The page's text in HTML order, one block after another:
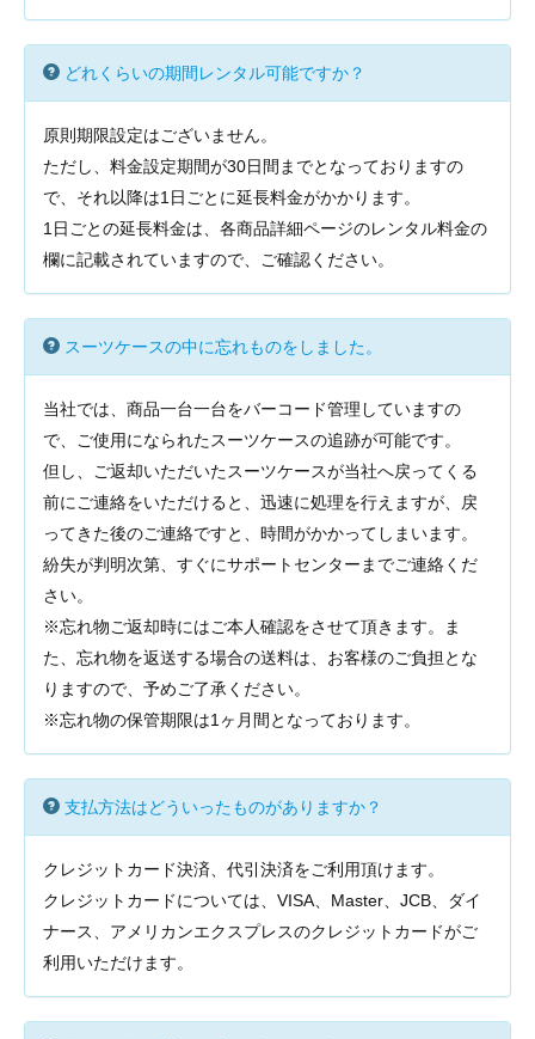
どれくらいの期間レンタル可能ですか？
原則期限設定はございません。
ただし、料金設定期間が30日間までとなっておりますの
で、それ以降は1日ごとに延長料金がかかります。
1日ごとの延長料金は、各商品詳細ページのレンタル料金の
欄に記載されていますので、ご確認ください。
スーツケースの中に忘れものをしました。
当社では、商品一台一台をバーコード管理していますの
で、ご使用になられたスーツケースの追跡が可能です。
但し、ご返却いただいたスーツケースが当社へ戻ってくる
前にご連絡をいただけると、迅速に処理を行えますが、戻
ってきた後のご連絡ですと、時間がかかってしまいます。
紛失が判明次第、すぐにサポートセンターまでご連絡くだ
さい。
※忘れ物ご返却時にはご本人確認をさせて頂きます。ま
た、忘れ物を返送する場合の送料は、お客様のご負担とな
りますので、予めご了承ください。
※忘れ物の保管期限は1ヶ月間となっております。
支払方法はどういったものがありますか？
クレジットカード決済、代引決済をご利用頂けます。
クレジットカードについては、VISA、Master、JCB、ダイ
ナース、アメリカンエクスプレスのクレジットカードがご
利用いただけます。